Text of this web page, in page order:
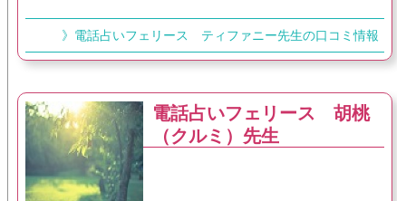
》電話占いフェリース ティファニー先生の口コミ情報
電話占いフェリース 胡桃
（クルミ）先生